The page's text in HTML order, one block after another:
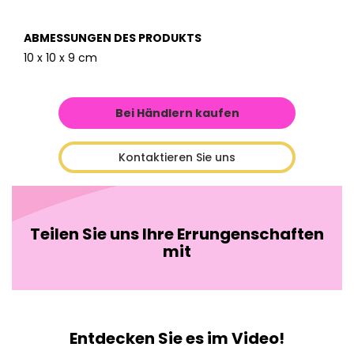
ABMESSUNGEN DES PRODUKTS
10 x 10 x 9 cm
Bei Händlern kaufen
Kontaktieren Sie uns
Teilen Sie uns Ihre Errungenschaften
mit
Entdecken Sie es im Video!